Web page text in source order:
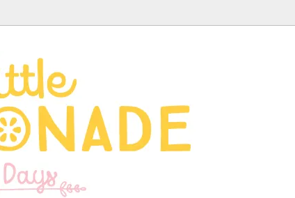
Goods - 雑貨 -
Brands
【出産ギフト特集】 出産祝
いにおすすめのアイテムを
ご紹介